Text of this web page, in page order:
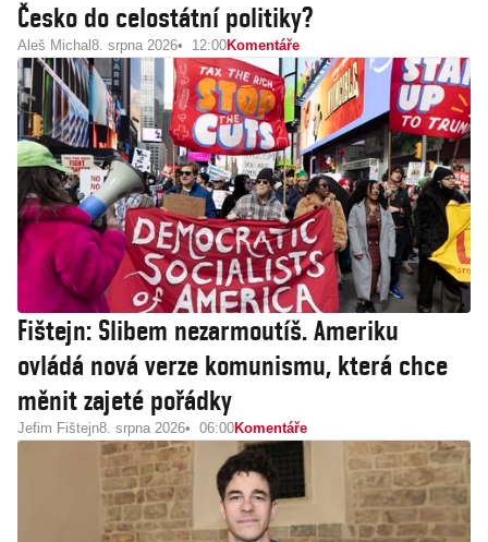
Česko do celostátní politiky?
Aleš Michal 8. srpna 2026 12:00Komentáře
Fištejn: Slibem nezarmoutíš. Ameriku
ovládá nová verze komunismu, která chce
měnit zajeté pořádky
Jefim Fištejn8. srpna 2026 06:00Komentáře